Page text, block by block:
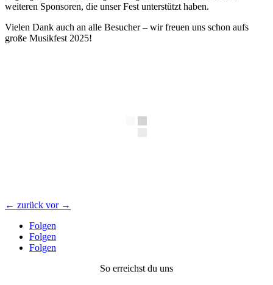
weiteren Sponsoren, die unser Fest unterstützt haben.
Vielen Dank auch an alle Besucher – wir freuen uns schon aufs
große Musikfest 2025!
← zurück vor→
Folgen
Folgen
Folgen
So erreichst du uns